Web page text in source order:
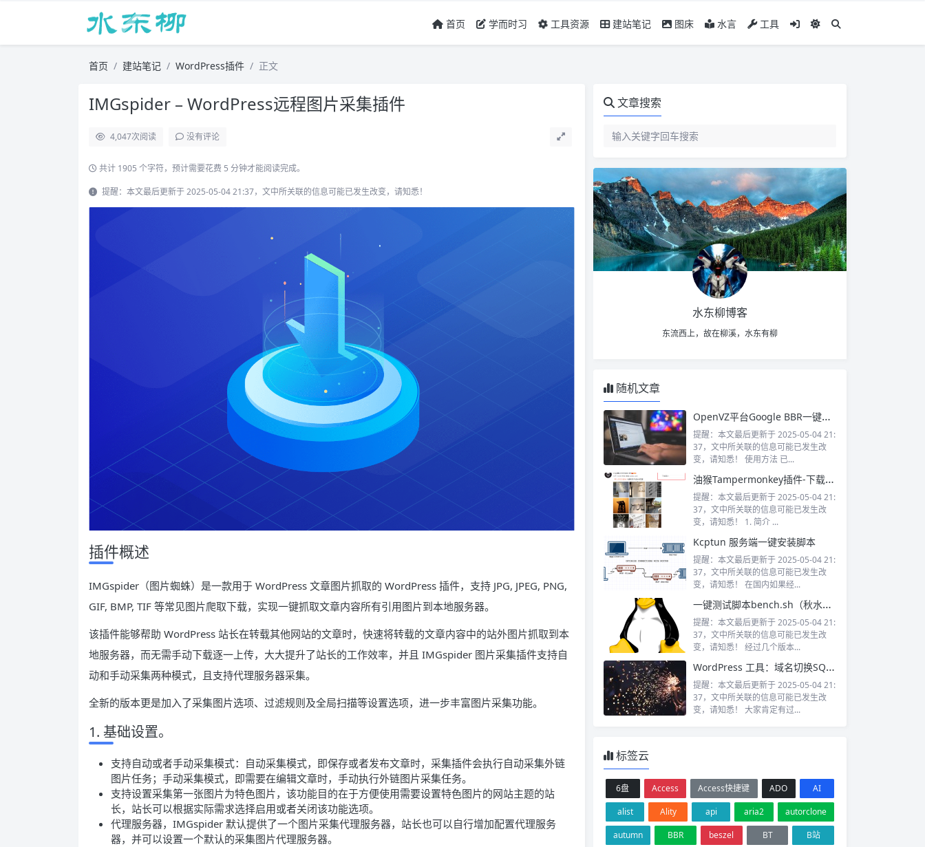
首页 学而时习 工具资源 建站笔记 图床 水言 工具
首页 建站笔记 WordPress插件 正文
IMGspider – WordPress远程图片采集插件
4,047次阅读 没有评论
共计 1905 个字符，预计需要花费 5 分钟才能阅读完成。
提醒：本文最后更新于 2025-05-04 21:37，文中所关联的信息可能已发生改变，请知悉！
插件概述
IMGspider（图片蜘蛛）是一款用于 WordPress 文章图片抓取的 WordPress 插件，支持 JPG, JPEG, PNG,
GIF, BMP, TIF 等常见图片爬取下载，实现一键抓取文章内容所有引用图片到本地服务器。
该插件能够帮助 WordPress 站长在转载其他网站的文章时，快速将转载的文章内容中的站外图片抓取到本
地服务器，而无需手动下载逐一上传，大大提升了站长的工作效率，并且 IMGspider 图片采集插件支持自
动和手动采集两种模式，且支持代理服务器采集。
全新的版本更是加入了采集图片选项、过滤规则及全局扫描等设置选项，进一步丰富图片采集功能。
1. 基础设置。
支持自动或者手动采集模式：自动采集模式，即保存或者发布文章时，采集插件会执行自动采集外链
图片任务；手动采集模式，即需要在编辑文章时，手动执行外链图片采集任务。
支持设置采集第一张图片为特色图片，该功能目的在于方便使用需要设置特色图片的网站主题的站
长，站长可以根据实际需求选择启用或者关闭该功能选项。
代理服务器，IMGspider 默认提供了一个图片采集代理服务器，站长也可以自行增加配置代理服务
器，并可以设置一个默认的采集图片代理服务器。
文章搜索
水东柳博客
东流西上，故在柳溪，水东有柳
随机文章
OpenVZ平台Google BBR一键安装脚本
提醒：本文最后更新于 2025-05-04 21:
37，文中所关联的信息可能已发生改
变，请知悉！ 使用方法 已...
油猴Tampermonkey插件-下载微博图片
提醒：本文最后更新于 2025-05-04 21:
37，文中所关联的信息可能已发生改
变，请知悉！ 1. 简介 ...
Kcptun 服务端一键安装脚本
提醒：本文最后更新于 2025-05-04 21:
37，文中所关联的信息可能已发生改
变，请知悉！ 在国内如果经...
一键测试脚本bench.sh（秋水逸冰）
提醒：本文最后更新于 2025-05-04 21:
37，文中所关联的信息可能已发生改
变，请知悉！ 经过几个版本...
WordPress 工具：域名切换SQL生成器
提醒：本文最后更新于 2025-05-04 21:
37，文中所关联的信息可能已发生改
变，请知悉！ 大家肯定有过...
标签云
6盘 Access Access快捷键 ADO
AI
alist
Ality api aria2
autorclone
autumn
BBR beszel BT
B站